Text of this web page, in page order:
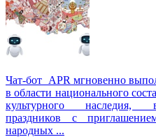
Чат-бот APR мгновенно
в области национального
культурного наследия,
праздников с
народных ...